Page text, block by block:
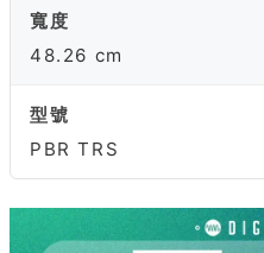
寬度
48.26 cm
型號
PBR TRS